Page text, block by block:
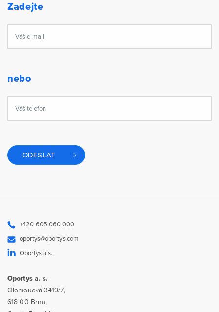
Zadejte
nebo
ODESLAT
+420 605 060 000
oportys@oportys.com
Oportys a.s.
Oportys a. s.
Olomoucká 3419/7,
618 00 Brno,